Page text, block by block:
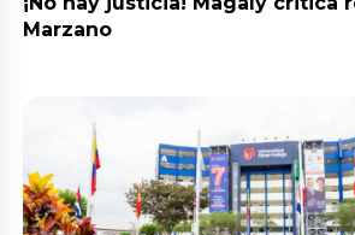
Marzano